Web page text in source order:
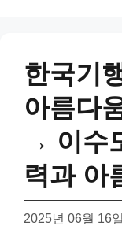
한국기
아름다
→ 이수
력과 아
2025년 06월 16일